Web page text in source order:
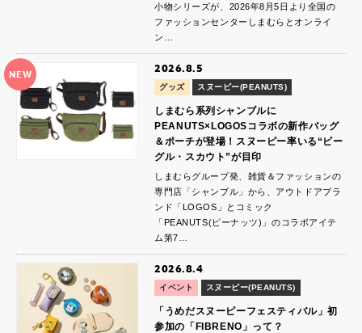
小物シリーズが、2026年8月5日より全国の
ファッションセンターしまむらとオンライ
ン…
NEW 2026.8.5
グッズ スヌーピー(PEANUTS)
しまむら系列シャンブルに
PEANUTS×LOGOSコラボの新作バッグ
＆ポーチが登場！スヌーピー率いる“ビー
グル・スカウト”が目印
しまむらグループ発、雑貨＆ファッションの
専門店「シャンブル」から、アウトドアブラ
ンド「LOGOS」とコミック
「PEANUTS(ピーナッツ)」のコラボアイテ
ム第7…
2026.8.4
イベント スヌーピー(PEANUTS)
「うめだスヌーピーフェスティバル」初
参加の「FIBRENO」って？